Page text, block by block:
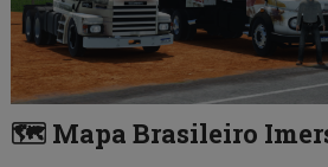
🗺 Mapa Brasileiro